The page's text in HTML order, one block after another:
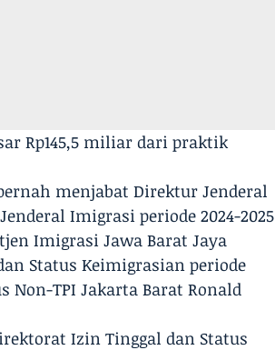
Rp145,5 miliar dari praktik
menjabat Direktur Jenderal
Imigrasi periode 2024-2025
Imigrasi Jawa Barat Jaya
Status Keimigrasian periode
Non-TPI Jakarta Barat Ronald
Izin Tinggal dan Status